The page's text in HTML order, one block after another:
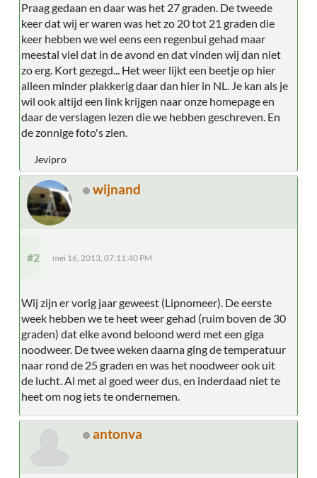
Praag gedaan en daar was het 27 graden. De tweede
keer dat wij er waren was het zo 20 tot 21 graden die
keer hebben we wel eens een regenbui gehad maar
meestal viel dat in de avond en dat vinden wij dan niet
zo erg. Kort gezegd... Het weer lijkt een beetje op hier
alleen minder plakkerig daar dan hier in NL. Je kan als je
wil ook altijd een link krijgen naar onze homepage en
daar de verslagen lezen die we hebben geschreven. En
de zonnige foto's zien.
Jevipro
wijnand
#2 mei 16, 2013, 07:11:40 PM
Wij zijn er vorig jaar geweest (Lipnomeer). De eerste
week hebben we te heet weer gehad (ruim boven de 30
graden) dat elke avond beloond werd met een giga
noodweer. De twee weken daarna ging de temperatuur
naar rond de 25 graden en was het noodweer ook uit
de lucht. Al met al goed weer dus, en inderdaad niet te
heet om nog iets te ondernemen.
antonva